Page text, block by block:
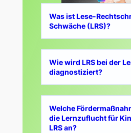
Was ist Lese-
Schwäche (LRS)?
Wie wird LRS bei der
diagnostiziert?
Welche
die Lernzuflucht für
LRS an?